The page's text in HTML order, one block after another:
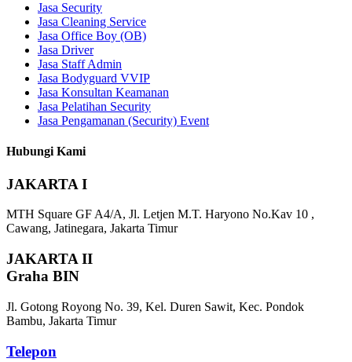
Jasa Security
Jasa Cleaning Service
Jasa Office Boy (OB)
Jasa Driver
Jasa Staff Admin
Jasa Bodyguard VVIP
Jasa Konsultan Keamanan
Jasa Pelatihan Security
Jasa Pengamanan (Security) Event
Hubungi Kami
JAKARTA I
MTH Square GF A4/A, Jl. Letjen M.T. Haryono No.Kav 10 ,
Cawang, Jatinegara, Jakarta Timur
JAKARTA II
Graha BIN
Jl. Gotong Royong No. 39, Kel. Duren Sawit, Kec. Pondok
Bambu, Jakarta Timur
Telepon